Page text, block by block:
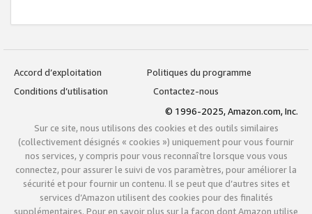
Accord d’exploitation
Politiques du programme
Conditions d’utilisation
Contactez-nous
© 1996-2025, Amazon.com, Inc.
Sur ce site, nous utilisons des cookies et des outils similaires
(collectivement désignés « cookies ») uniquement pour vous fournir
nos services, y compris pour vous reconnaître lorsque vous vous
connectez, pour assurer le suivi de vos paramètres, pour améliorer la
sécurité et pour fournir un contenu. Il se peut que d’autres sites et
services d’Amazon utilisent des cookies pour des finalités
supplémentaires. Pour en savoir plus sur la façon dont Amazon utilise